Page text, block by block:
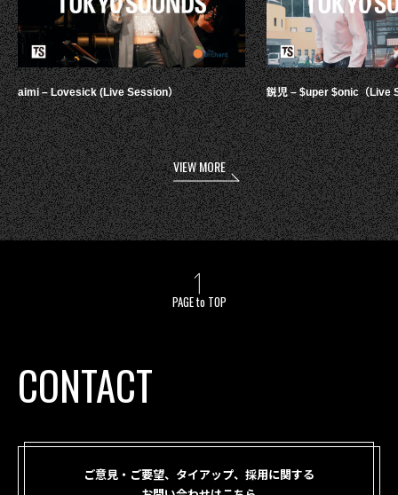
aimi – Lovesick (Live Session） 鋭児 – $uper $onic（Live
VIEW MORE
PAGE to TOP
CONTACT
ご意見・ご要望、タイアップ、採用に関する